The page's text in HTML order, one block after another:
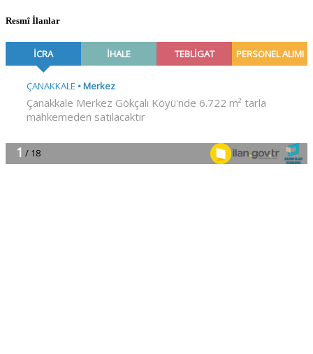
Resmî İlanlar